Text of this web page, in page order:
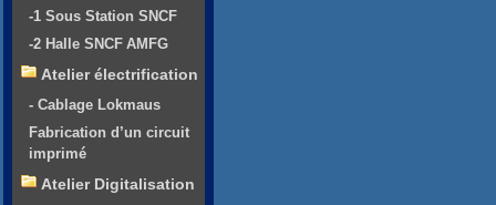
-1 Sous Station SNCF
-2 Halle SNCF AMFG
Atelier électrification
- Cablage Lokmaus
Fabrication d’un circuit
imprimé
Atelier Digitalisation